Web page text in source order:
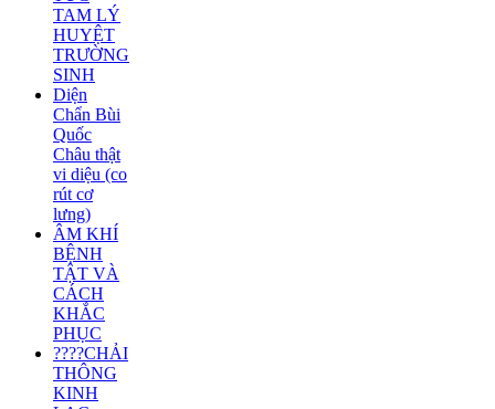
TAM LÝ
HUYỆT
TRƯỜNG
SINH
Diện
Chẩn Bùi
Quốc
Châu thật
vi diệu (co
rút cơ
lưng)
ÂM KHÍ
BỆNH
TẬT VÀ
CÁCH
KHẮC
PHỤC
????CHẢI
THÔNG
KINH